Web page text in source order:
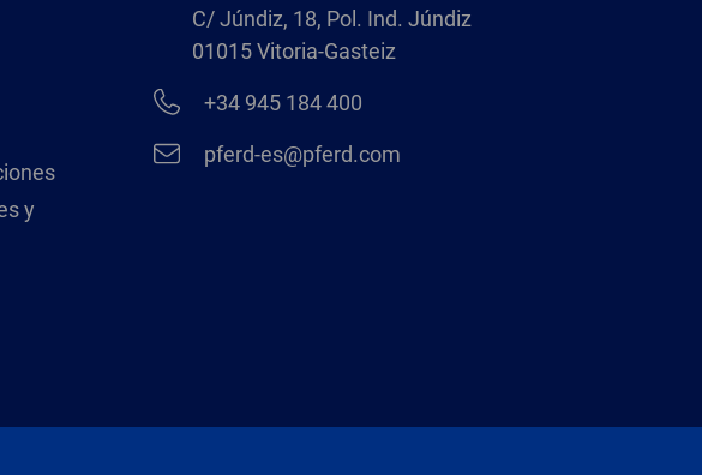
y
C/ Júndiz, 18, Pol. Ind. Júndiz
01015 Vitoria-Gasteiz
+34 945 184 400
pferd-es@pferd.com